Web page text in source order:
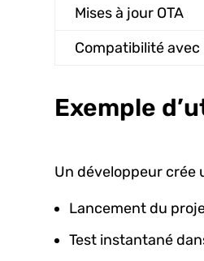
Mises à jour OTA
Compatibilité avec
Exemple
Un développeur crée
Lancement du
Test instantané